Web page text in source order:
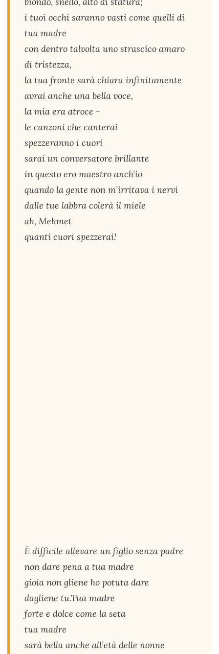
i tuoi occhi saranno vasti come quelli di
tua madre
con dentro talvolta uno strascico amaro
di tristezza,
la tua fronte sarà chiara infinitamente
avrai anche una bella voce,
la mia era atroce -
le canzoni che canterai
spezzeranno i cuori
sarai un conversatore brillante
in questo ero maestro anch’io
quando la gente non m’irritava i nervi
dalle tue labbra colerà il miele
ah, Mehmet
quanti cuori spezzerai!
È difficile allevare un figlio senza padre
non dare pena a tua madre
gioia non gliene ho potuta dare
dagliene tu.Tua madre
forte e dolce come la seta
tua madre
sarà bella anche all’età delle nonne